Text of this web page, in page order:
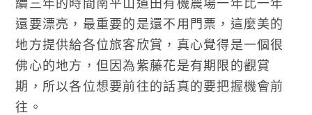
還要漂亮，最重要的是還不用門票，這麼美的
地方提供給各位旅客欣賞，真心覺得是一個很
佛心的地方，但因為紫藤花是有期限的觀賞
期，所以各位想要前往的話真的要把握機會前
往。